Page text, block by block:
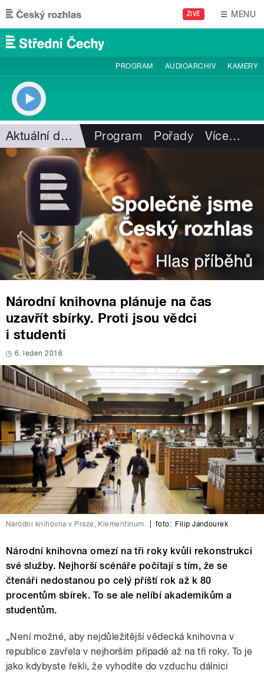
Přejít k hlavnímu obsahu
ŽIVĚ MENU
PROGRAM AUDIOARCHIV KAMERY
Aktuální dění Program Pořady Více…
Národní knihovna plánuje na čas
uzavřít sbírky. Proti jsou vědci
i studenti
6. leden 2016
Národní knihovna v Praze, Klementinum. foto: Filip Jandourek
Národní knihovna omezí na tři roky kvůli rekonstrukci
své služby. Nejhorší scénáře počítají s tím, že se
čtenáři nedostanou po celý příští rok až k 80
procentům sbírek. To se ale nelíbí akademikům a
studentům.
„Není možné, aby nejdůležitější vědecká knihovna v
republice zavřela v nejhorším případě až na tři roky. To je
jako kdybyste řekli, že vyhodíte do vzduchu dálnici